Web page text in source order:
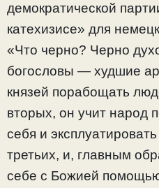
демократической
катехизисе» для
«Что черно? Черно
богословы — худшие
князей порабощать
вторых, он учит народ
себя и
третьих, и, главным
себе с Божией